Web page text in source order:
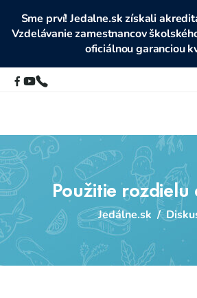
Sme prví! Jedalne.sk získali
Vzdelávanie zamestnancov
oficiálnou garanciou
Použitie rozdielu
Jedálne.sk /